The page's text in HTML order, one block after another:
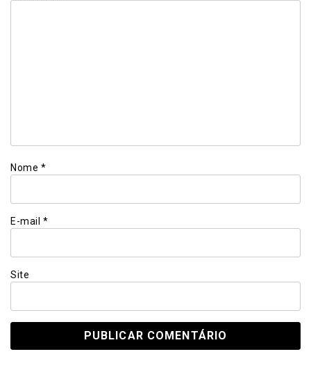
Nome *
E-mail *
Site